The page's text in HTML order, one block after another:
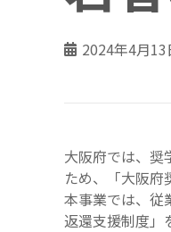
2024年4月13
大阪府では、奨
ため、「大阪
本事業では、従
返還支援制度」